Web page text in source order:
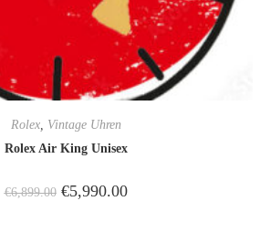
Rolex, Vintage Uhren
Rolex Air King Unisex
€6,899.00 €5,990.00